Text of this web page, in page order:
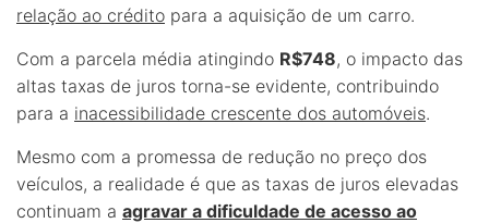
relação ao crédito para a aquisição de um carro.
Com a parcela média atingindo R$748, o impacto das
altas taxas de juros torna-se evidente, contribuindo
para a inacessibilidade crescente dos automóveis.
Mesmo com a promessa de redução no preço dos
veículos, a realidade é que as taxas de juros elevadas
continuam a agravar a dificuldade de acesso ao